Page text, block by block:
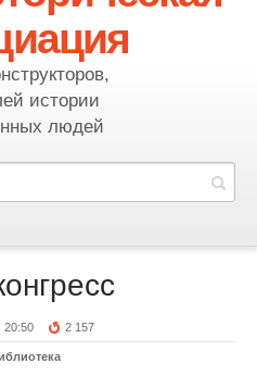
истории
людей
20:50 2 157